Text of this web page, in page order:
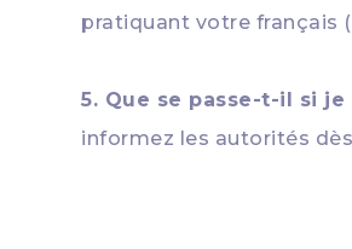
pratiquant votre français
5. Que se passe-t-il si
informez les autorités